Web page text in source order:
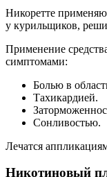
Никоретте
у курильщиков,
Применение
симптомами:
Болью в
Тахикардией.
Сонливостью.
Лечатся
Никотиновый